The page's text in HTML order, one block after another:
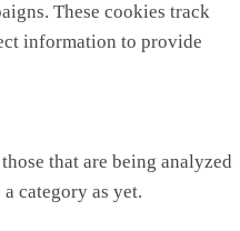
These cookies track
information to provide
that are being analyzed
category as yet.